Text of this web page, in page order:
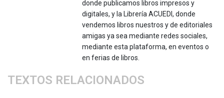
donde publicamos libros impresos y
digitales, y la Librería ACUEDI, donde
vendemos libros nuestros y de editoriales
amigas ya sea mediante redes sociales,
mediante esta plataforma, en eventos o
en ferias de libros.
TEXTOS RELACIONADOS